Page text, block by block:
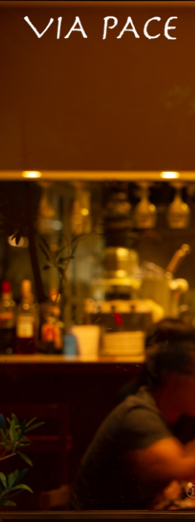
手間ひまを惜しまず、プロの技を